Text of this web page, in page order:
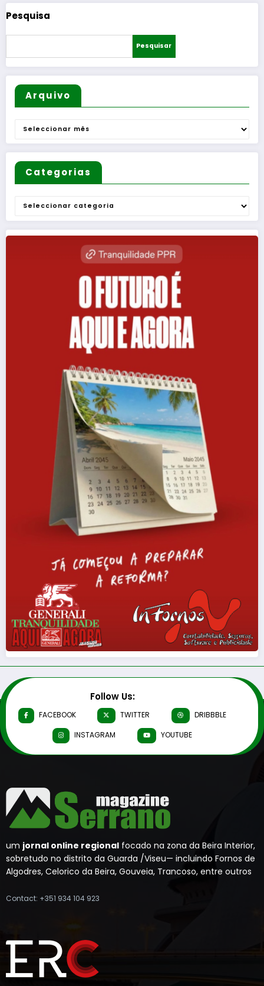
Pesquisa
Pesquisar
Arquivo
Arquivo
Categorias
Categorias
Follow Us:
FACEBOOK TWITTER
DRIBBBLE
INSTAGRAM
YOUTUBE
um jornal online regional focado na zona da Beira Interior,
sobretudo no distrito da Guarda /Viseu— incluindo Fornos de
Algodres, Celorico da Beira, Gouveia, Trancoso, entre outros
Contact: +351 934 104 923